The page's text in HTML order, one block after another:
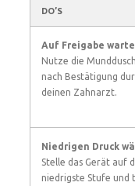
DO’S
Auf Freigabe
Nutze die
nach Bestätigung
deinen Zahnarzt.
Niedrigen Druck
Stelle das Gerät auf
niedrigste Stufe und